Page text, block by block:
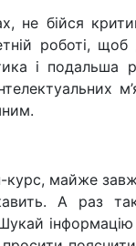
не бійся
роботі,
і
майже
А раз